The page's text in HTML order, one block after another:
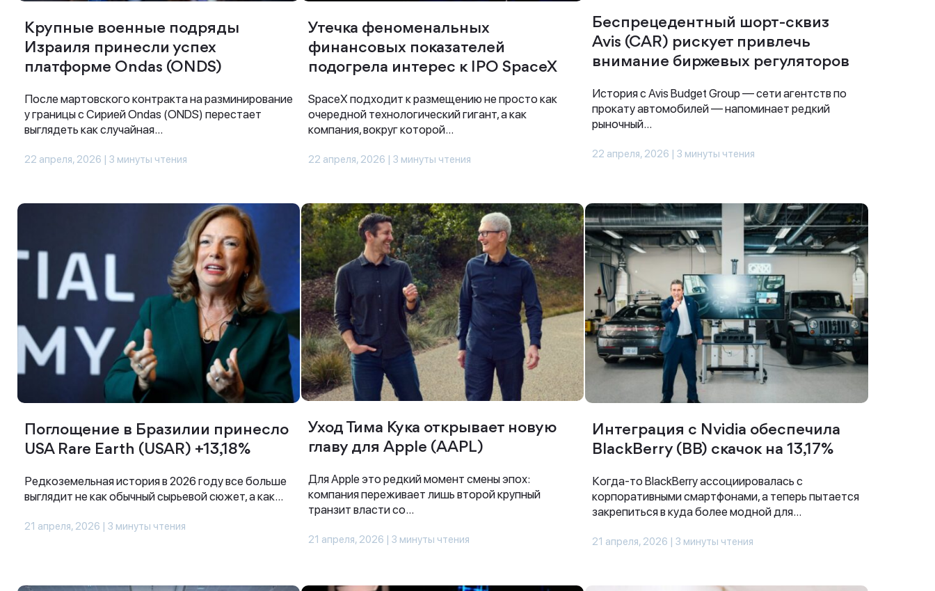
Крупные военные подряды
Израиля принесли успех
платформе Ondas (ONDS)
После мартовского контракта на разминирование
у границы с Сирией Ondas (ONDS) перестает
выглядеть как случайная...
22 апреля, 2026 | 3 минуты чтения
Утечка феноменальных
финансовых показателей
подогрела интерес к IPO SpaceX
SpaceX подходит к размещению не просто как
очередной технологический гигант, а как
компания, вокруг которой...
22 апреля, 2026 | 3 минуты чтения
Беспрецедентный шорт-сквиз
Avis (CAR) рискует привлечь
внимание биржевых регуляторов
История с Avis Budget Group — сети агентств по
прокату автомобилей — напоминает редкий
рыночный...
22 апреля, 2026 | 3 минуты чтения
Поглощение в Бразилии принесло
USA Rare Earth (USAR) +13,18%
Редкоземельная история в 2026 году все больше
выглядит не как обычный сырьевой сюжет, а как...
21 апреля, 2026 | 3 минуты чтения
Уход Тима Кука открывает новую
главу для Apple (AAPL)
Для Apple это редкий момент смены эпох:
компания переживает лишь второй крупный
транзит власти со...
21 апреля, 2026 | 3 минуты чтения
Интеграция с Nvidia обеспечила
BlackBerry (BB) скачок на 13,17%
Когда-то BlackBerry ассоциировалась с
корпоративными смартфонами, а теперь пытается
закрепиться в куда более модной для...
21 апреля, 2026 | 3 минуты чтения
Спасибо за заявку
ближайшее время